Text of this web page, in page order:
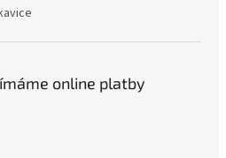
online platby